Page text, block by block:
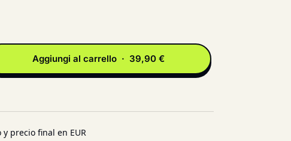
Aggiungi al carrello · 39,90 €
y precio final en EUR